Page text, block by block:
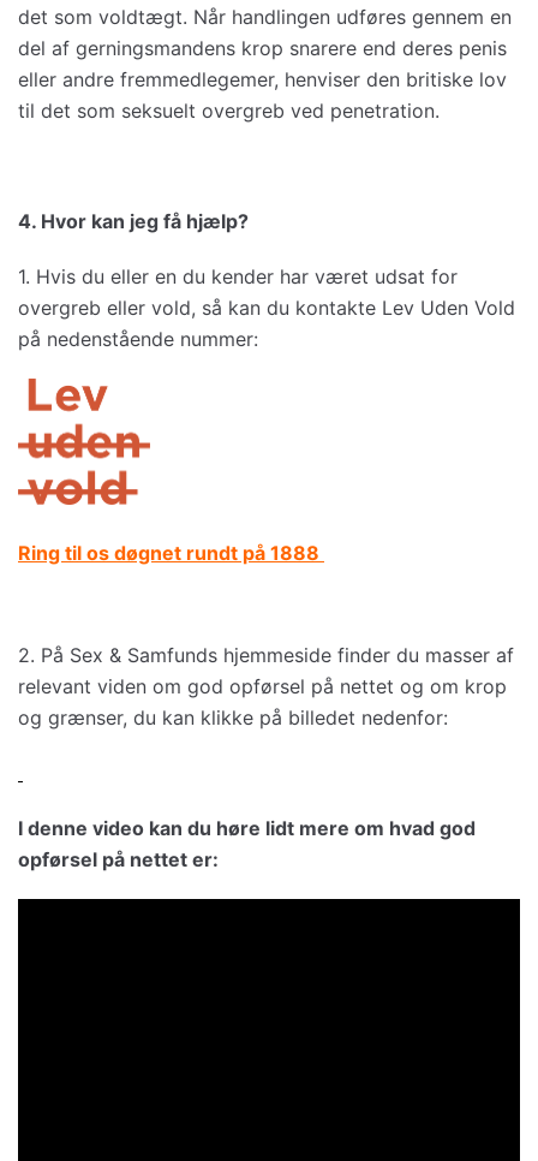
det som voldtægt. Når handlingen udføres gennem en
del af gerningsmandens krop snarere end deres penis
eller andre fremmedlegemer, henviser den britiske lov
til det som seksuelt overgreb ved penetration.
4. Hvor kan jeg få hjælp?
1. Hvis du eller en du kender har været udsat for
overgreb eller vold, så kan du kontakte Lev Uden Vold
på nedenstående nummer:
Ring til os døgnet rundt på 1888
2. På Sex & Samfunds hjemmeside finder du masser af
relevant viden om god opførsel på nettet og om krop
og grænser, du kan klikke på billedet nedenfor:
I denne video kan du høre lidt mere om hvad god
opførsel på nettet er: